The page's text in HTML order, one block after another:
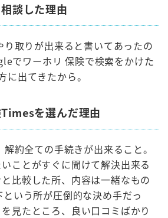
談した理由
取りが出来ると書いてあったの
でワーホリ 保険で検索をかけた
に出てきたから。
を選んだ理由
約全ての手続きが出来ること。
ことがすぐに聞けて解決出来る
比較した所、内容は一緒なもの
いう所が圧倒的な決め手だっ
見たところ、良い口コミばかり